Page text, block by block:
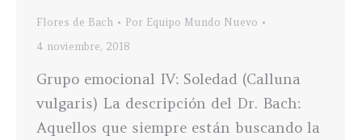
Flores de Bach Por Equipo Mundo Nuevo
4 noviembre, 2018
Grupo emocional IV: Soledad (Calluna
vulgaris) La descripción del Dr. Bach:
Aquellos que siempre están buscando la